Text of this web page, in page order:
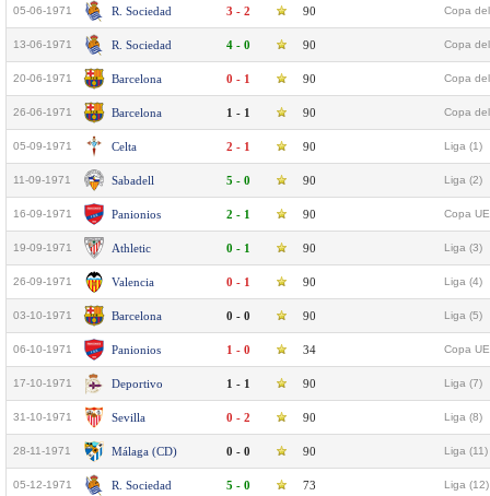
05-06-1971 R. Sociedad 3 - 2 90 Copa
13-06-1971 R. Sociedad 4 - 0 90 Copa
20-06-1971 Barcelona 0 - 1 90 Copa
26-06-1971 Barcelona 1 - 1 90 Copa
05-09-1971 Celta 2 - 1 90 Liga (1)
11-09-1971 Sabadell 5 - 0 90 Liga (2)
16-09-1971 Panionios 2 - 1 90 Copa
19-09-1971 Athletic 0 - 1 90 Liga (3)
26-09-1971 Valencia 0 - 1 90 Liga (4)
03-10-1971 Barcelona 0 - 0 90 Liga (5)
06-10-1971 Panionios 1 - 0 34 Copa
17-10-1971 Deportivo 1 - 1 90 Liga (7)
31-10-1971 Sevilla 0 - 2 90 Liga (8)
28-11-1971 Málaga (CD) 0 - 0 90 Liga (11)
05-12-1971 R. Sociedad 5 - 0 73 Liga (12)